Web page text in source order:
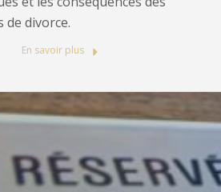
de divorce.
En savoir plus